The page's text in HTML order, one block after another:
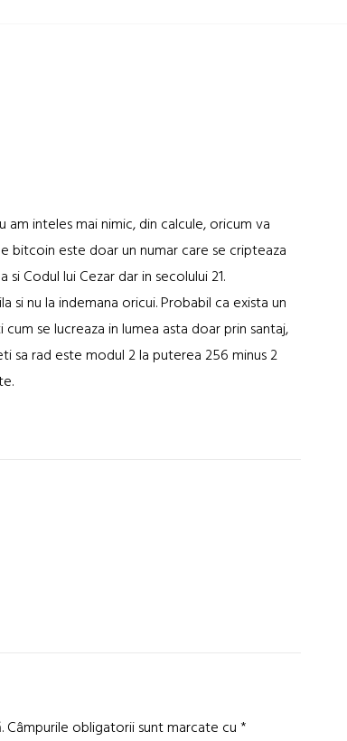
inteles mai nimic, din calcule, oricum va
bitcoin este doar un numar care se cripteaza
Codul lui Cezar dar in secolului 21.
si nu la indemana oricui. Probabil ca exista un
se lucreaza in lumea asta doar prin santaj,
sa rad este modul 2 la puterea 256 minus 2
Câmpurile obligatorii sunt marcate cu*